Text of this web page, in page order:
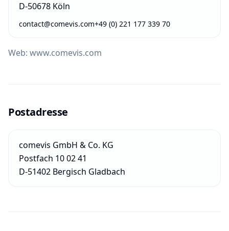
D-50678 Köln
contact@comevis.com+49 (0) 221 177 339 70
Web: www.comevis.com
Postadresse
comevis GmbH & Co. KG
Postfach 10 02 41
D-51402 Bergisch Gladbach